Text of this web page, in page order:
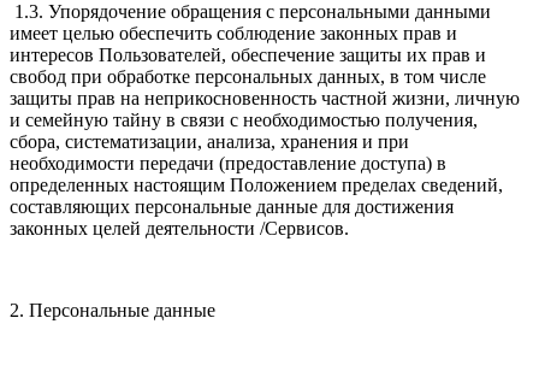
1.3. Упорядочение обращения с персональными данными
имеет целью обеспечить соблюдение законных прав и
интересов Пользователей, обеспечение защиты их прав и
свобод при обработке персональных данных, в том числе
защиты прав на неприкосновенность частной жизни, личную
и семейную тайну в связи с необходимостью получения,
сбора, систематизации, анализа, хранения и при
необходимости передачи (предоставление доступа) в
определенных настоящим Положением пределах сведений,
составляющих персональные данные для достижения
законных целей деятельности /Сервисов.
2. Персональные данные